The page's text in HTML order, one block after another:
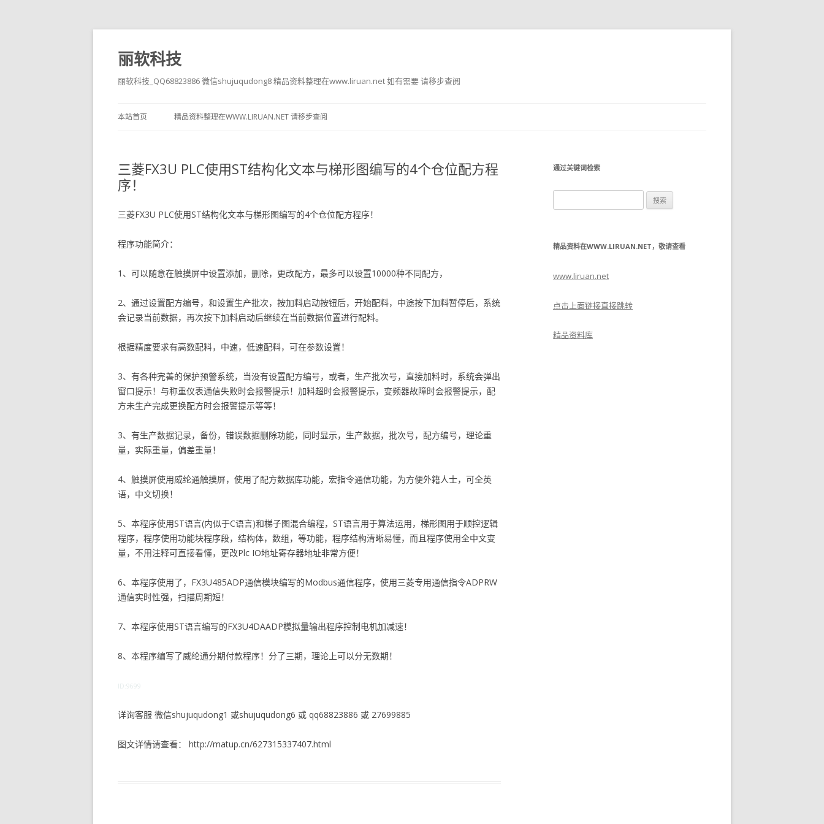
丽软科技
丽软科技_QQ68823886 微信shujuqudong8 精品资料整理在www.liruan.net 如有需要 请移步查阅
本站首页 精品资料整理在WWW.LIRUAN.NET 请移步查阅
三菱FX3U PLC使用ST结构化文本与梯形图编写的4个仓位配方程
序！
三菱FX3U PLC使用ST结构化文本与梯形图编写的4个仓位配方程序！
程序功能简介：
1、可以随意在触摸屏中设置添加，删除，更改配方，最多可以设置10000种不同配方，
2、通过设置配方编号，和设置生产批次，按加料启动按钮后，开始配料，中途按下加料暂停后，系统
会记录当前数据，再次按下加料启动后继续在当前数据位置进行配料。
根据精度要求有高数配料，中速，低速配料，可在参数设置！
3、有各种完善的保护预警系统，当没有设置配方编号，或者，生产批次号，直接加料时，系统会弹出
窗口提示！与称重仪表通信失败时会报警提示！加料超时会报警提示，变频器故障时会报警提示，配
方未生产完成更换配方时会报警提示等等！
3、有生产数据记录，备份，错误数据删除功能，同时显示，生产数据，批次号，配方编号，理论重
量，实际重量，偏差重量！
4、触摸屏使用威纶通触摸屏，使用了配方数据库功能，宏指令通信功能，为方便外籍人士，可全英
语，中文切换！
5、本程序使用ST语言(内似于C语言)和梯子图混合编程，ST语言用于算法运用，梯形图用于顺控逻辑
程序，程序使用功能块程序段，结构体，数组，等功能，程序结构清晰易懂，而且程序使用全中文变
量，不用注释可直接看懂，更改Plc IO地址寄存器地址非常方便！
6、本程序使用了，FX3U485ADP通信模块编写的Modbus通信程序，使用三菱专用通信指令ADPRW
通信实时性强，扫描周期短！
7、本程序使用ST语言编写的FX3U4DAADP模拟量输出程序控制电机加减速！
8、本程序编写了威纶通分期付款程序！分了三期，理论上可以分无数期！
ID:9699
详询客服 微信shujuqudong1 或shujuqudong6 或 qq68823886 或 27699885
图文详情请查看： http://matup.cn/627315337407.html
通过关键词检索
索：
精品资料在WWW.LIRUAN.NET，敬请查看
www.liruan.net
点击上面链接直接跳转
精品资料库